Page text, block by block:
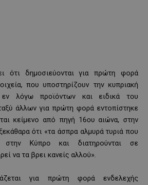
ότι δημοσιεύονται για πρώτη φορά
που υποστηρίζουν την κυπριακή
λόγω προϊόντων και ειδικά του
άλλων για πρώτη φορά εντοπίστηκε
κείμενο από πηγή 16ου αιώνα, στην
ότι «τα άσπρα αλμυρά τυριά που
στην Κύπρο και διατηρούνται σε
να τα βρει κανείς αλλού».
για πρώτη φορά ενδελεχής